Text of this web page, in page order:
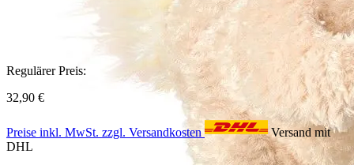
Regulärer Preis:
32,90 €
Preise inkl. MwSt. zzgl. Versandkosten
Versand mit
DHL